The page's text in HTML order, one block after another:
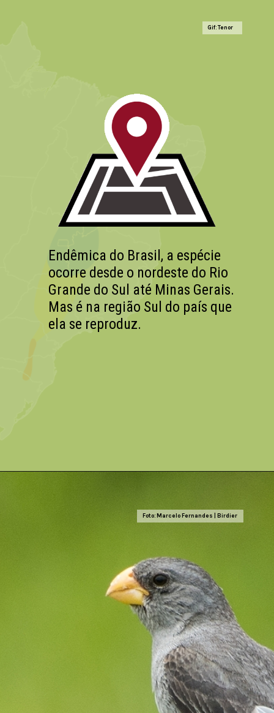
Endêmica do Brasil, a espécie
ocorre desde o nordeste do Rio
Grande do Sul até Minas Gerais.
Mas é na região Sul do país que
ela se reproduz.
Gif: Tenor
Foto: Marcelo Fernandes | Birdier